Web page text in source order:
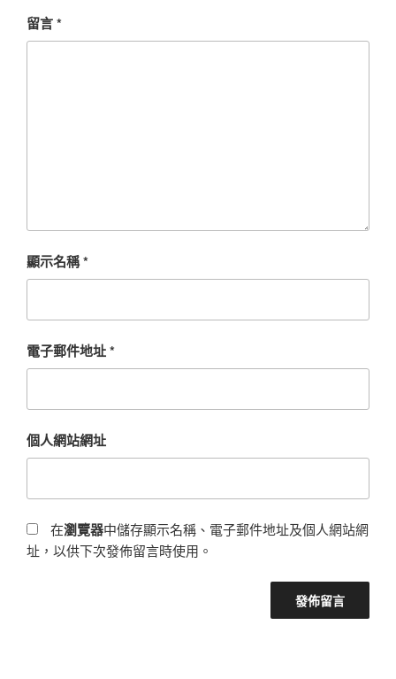
留言*
顯示名稱*
電子郵件地址*
個人網站網址
在瀏覽器中儲存顯示名稱、電子郵件地址及個人網站網
址，以供下次發佈留言時使用。